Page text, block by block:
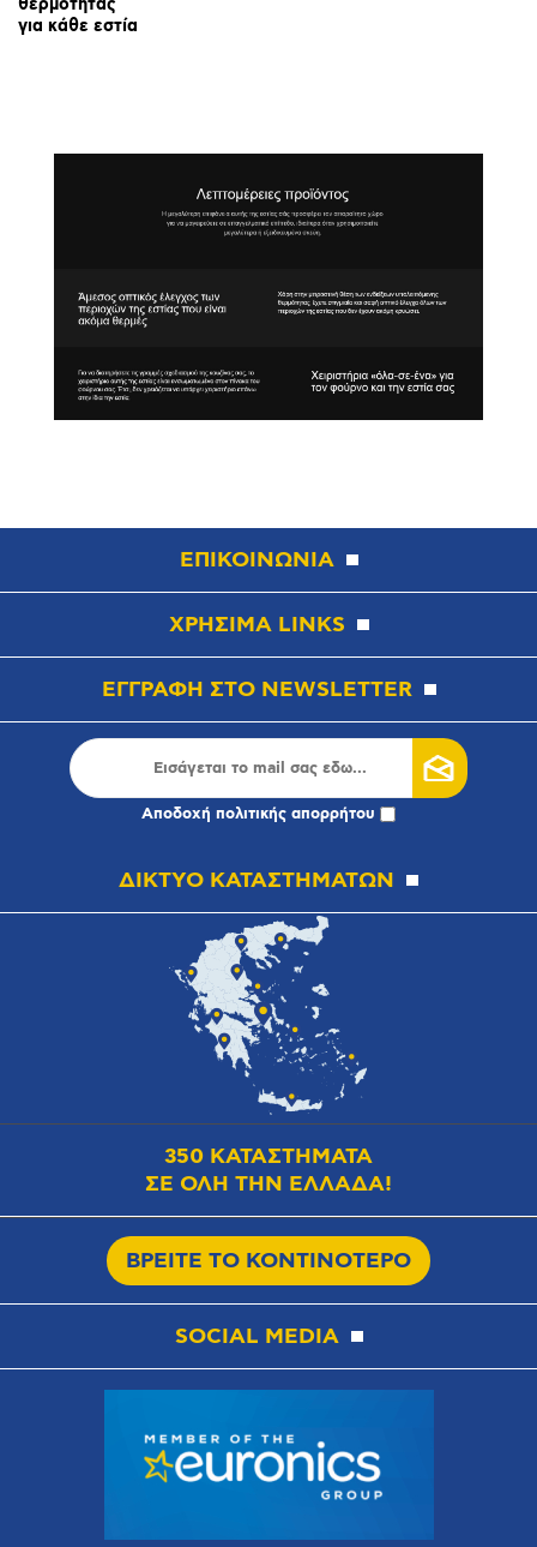
για κάθε εστία
ΕΠΙΚΟΙΝΩΝΙΑ
ΧΡΗΣΙΜΑ LINKS
ΕΓΓΡΑΦΗ ΣΤΟ NEWSLETTER
Αποδοχή πολιτικής απορρήτου
ΔΙΚΤΥΟ ΚΑΤΑΣΤΗΜΑΤΩΝ
350 ΚΑΤΑΣΤΗΜΑΤΑ
ΣΕ ΟΛΗ ΤΗΝ ΕΛΛΑΔΑ!
ΒΡΕΙΤΕ ΤΟ ΚΟΝΤΙΝΟΤΕΡΟ
SOCIAL MEDIA